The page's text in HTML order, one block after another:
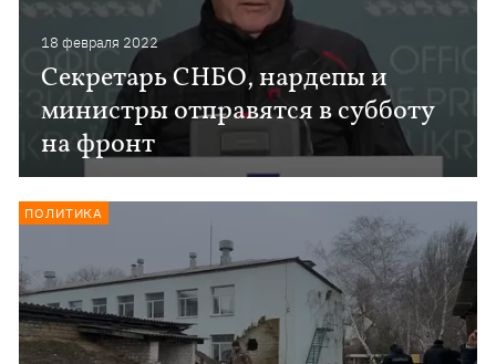
18 февраля 2022
Секретарь СНБО, нардепы и
министры отправятся в субботу
на фронт
ПОЛИТИКА